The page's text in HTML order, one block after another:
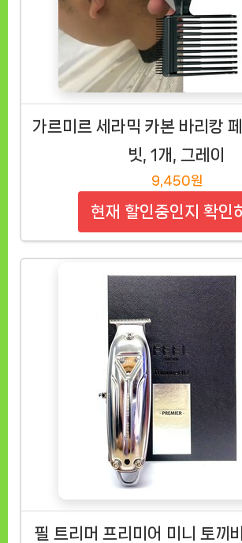
가르미르 세라믹 카본 바리캉
빗, 1개, 그레이
9,450원
현재 할인중인지 확인
필 트리머 프리미어 미니 토끼